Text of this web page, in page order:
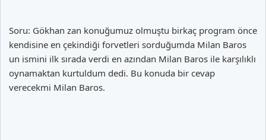
Soru: Gökhan zan konuğumuz olmuştu birkaç program önce
kendisine en çekindiği forvetleri sorduğumda Milan Baros
un ismini ilk sırada verdi en azından Milan Baros ile karşılıklı
oynamaktan kurtuldum dedi. Bu konuda bir cevap
verecekmi Milan Baros.